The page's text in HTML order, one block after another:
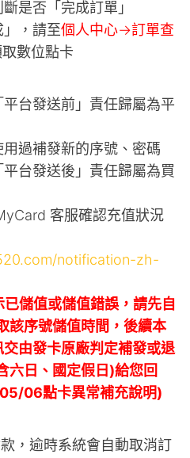
是否「完成訂單」
，請至個人中心->訂單查
數位點卡
台發送前」責任歸屬為平
過補發新的序號、密碼
台發送後」責任歸屬為買
客服確認充值狀況
notification-zh-
儲值或儲值錯誤，請先自
該序號儲值時間，後續本
由發卡原廠判定補發或退
六日、國定假日)給您回
06點卡異常補充說明)
，逾時系統會自動取消訂